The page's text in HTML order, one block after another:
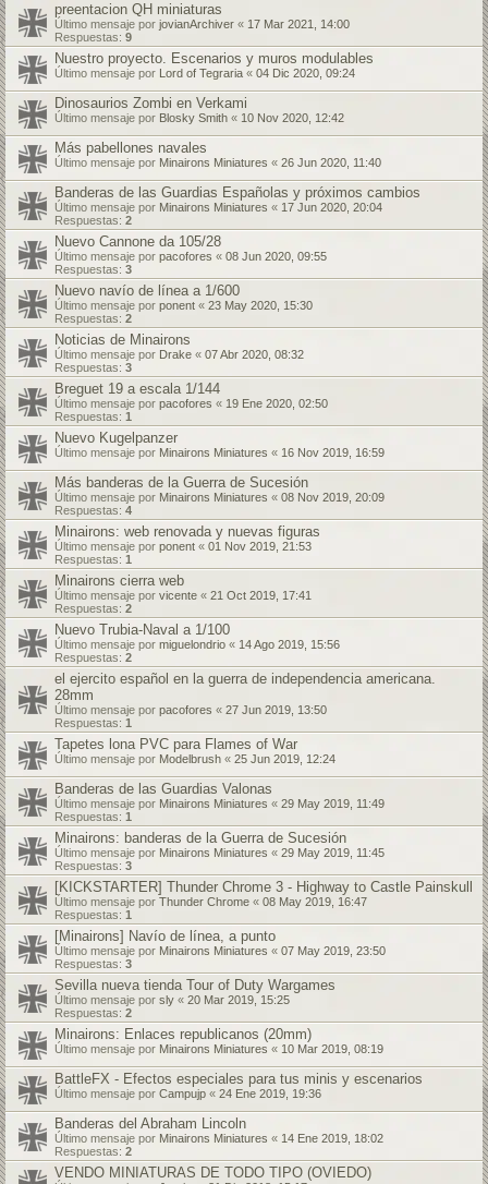
preentacion QH miniaturas
Último mensaje por jovianArchiver « 17 Mar 2021, 14:00
Respuestas: 9
Nuestro proyecto. Escenarios y muros modulables
Último mensaje por Lord of Tegraria « 04 Dic 2020, 09:24
Dinosaurios Zombi en Verkami
Último mensaje por Blosky Smith « 10 Nov 2020, 12:42
Más pabellones navales
Último mensaje por Minairons Miniatures « 26 Jun 2020, 11:40
Banderas de las Guardias Españolas y próximos cambios
Último mensaje por Minairons Miniatures « 17 Jun 2020, 20:04
Respuestas: 2
Nuevo Cannone da 105/28
Último mensaje por pacofores « 08 Jun 2020, 09:55
Respuestas: 3
Nuevo navío de línea a 1/600
Último mensaje por ponent « 23 May 2020, 15:30
Respuestas: 2
Noticias de Minairons
Último mensaje por Drake « 07 Abr 2020, 08:32
Respuestas: 3
Breguet 19 a escala 1/144
Último mensaje por pacofores « 19 Ene 2020, 02:50
Respuestas: 1
Nuevo Kugelpanzer
Último mensaje por Minairons Miniatures « 16 Nov 2019, 16:59
Más banderas de la Guerra de Sucesión
Último mensaje por Minairons Miniatures « 08 Nov 2019, 20:09
Respuestas: 4
Minairons: web renovada y nuevas figuras
Último mensaje por ponent « 01 Nov 2019, 21:53
Respuestas: 1
Minairons cierra web
Último mensaje por vicente « 21 Oct 2019, 17:41
Respuestas: 2
Nuevo Trubia-Naval a 1/100
Último mensaje por miguelondrio « 14 Ago 2019, 15:56
Respuestas: 2
el ejercito español en la guerra de independencia americana.
28mm
Último mensaje por pacofores « 27 Jun 2019, 13:50
Respuestas: 1
Tapetes lona PVC para Flames of War
Último mensaje por Modelbrush « 25 Jun 2019, 12:24
Banderas de las Guardias Valonas
Último mensaje por Minairons Miniatures « 29 May 2019, 11:49
Respuestas: 1
Minairons: banderas de la Guerra de Sucesión
Último mensaje por Minairons Miniatures « 29 May 2019, 11:45
Respuestas: 3
[KICKSTARTER] Thunder Chrome 3 - Highway to Castle Painskull
Último mensaje por Thunder Chrome « 08 May 2019, 16:47
Respuestas: 1
[Minairons] Navío de línea, a punto
Último mensaje por Minairons Miniatures « 07 May 2019, 23:50
Respuestas: 3
Sevilla nueva tienda Tour of Duty Wargames
Último mensaje por sly « 20 Mar 2019, 15:25
Respuestas: 2
Minairons: Enlaces republicanos (20mm)
Último mensaje por Minairons Miniatures « 10 Mar 2019, 08:19
BattleFX - Efectos especiales para tus minis y escenarios
Último mensaje por Campujp « 24 Ene 2019, 19:36
Banderas del Abraham Lincoln
Último mensaje por Minairons Miniatures « 14 Ene 2019, 18:02
Respuestas: 2
VENDO MINIATURAS DE TODO TIPO (OVIEDO)